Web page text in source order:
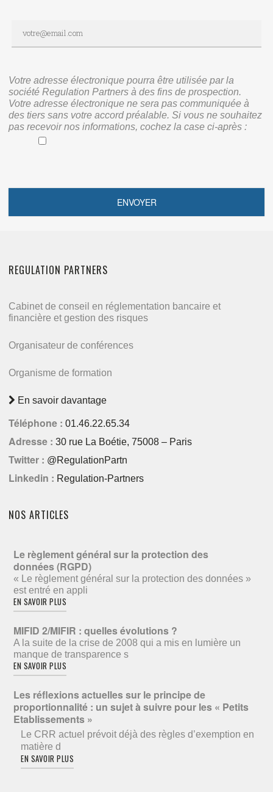
Votre adresse électronique pourra être utilisée par la
société Regulation Partners à des fins de prospection.
Votre adresse électronique ne sera pas communiquée à
des tiers sans votre accord préalable. Si vous ne souhaitez
pas recevoir nos informations, cochez la case ci-après :
REGULATION PARTNERS
Cabinet de conseil en réglementation bancaire et
financière et gestion des risques
Organisateur de conférences
Organisme de formation
En savoir davantage
Téléphone : 01.46.22.65.34
Adresse : 30 rue La Boétie, 75008 – Paris
Twitter : @RegulationPartn
Linkedin : Regulation-Partners
NOS ARTICLES
Le règlement général sur la protection des
données (RGPD)
« Le règlement général sur la protection des données »
est entré en appli
EN SAVOIR PLUS
MIFID 2/MIFIR : quelles évolutions ?
A la suite de la crise de 2008 qui a mis en lumière un
manque de transparence s
EN SAVOIR PLUS
Les réflexions actuelles sur le principe de
proportionnalité : un sujet à suivre pour les « Petits
Etablissements »
Le CRR actuel prévoit déjà des règles d’exemption en
matière d
EN SAVOIR PLUS